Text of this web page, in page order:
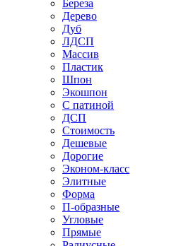
Береза
Дерево
Дуб
ЛДСП
Массив
Пластик
Шпон
Экошпон
С патиной
ДСП
Стоимость
Дешевые
Дорогие
Эконом-класс
Элитные
Форма
П-образные
Угловые
Прямые